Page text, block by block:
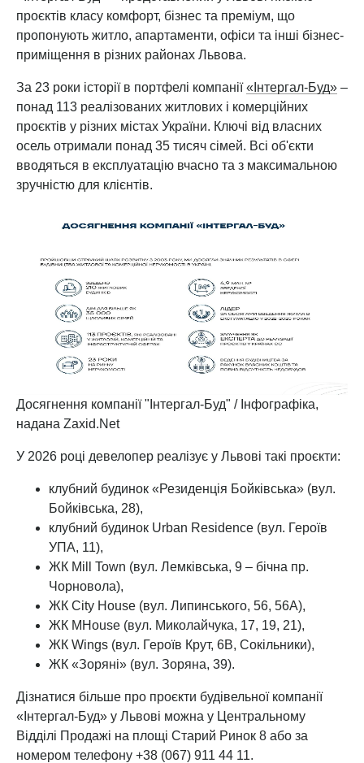
проєктів класу комфорт, бізнес та преміум, що
пропонують житло, апартаменти, офіси та інші бізнес-
приміщення в різних районах Львова.
За 23 роки історії в портфелі компанії«Інтергал-Буд» –
понад 113 реалізованих житлових і комерційних
проєктів у різних містах України. Ключі від власних
осель отримали понад 35 тисяч сімей. Всі об'єкти
вводяться в експлуатацію вчасно та з максимальною
зручністю для клієнтів.
Досягнення компанії "Інтергал-Буд" / Інфографіка,
надана Zaxid.Net
У 2026 році девелопер реалізує у Львові такі проєкти:
клубний будинок «Резиденція Бойківська» (вул.
Бойківська, 28),
клубний будинок Urban Residence (вул. Героїв
УПА, 11),
ЖК Mill Town (вул. Лемківська, 9 – бічна пр.
Чорновола),
ЖК City House (вул. Липинського, 56, 56А),
ЖК MHouse (вул. Миколайчука, 17, 19, 21),
ЖК Wings (вул. Героїв Крут, 6В, Сокільники),
ЖК «Зоряні» (вул. Зоряна, 39).
Дізнатися більше про проєкти будівельної компанії
«Інтергал-Буд» у Львові можна у Центральному
Відділі Продажі на площі Старий Ринок 8 або за
номером телефону +38 (067) 911 44 11.